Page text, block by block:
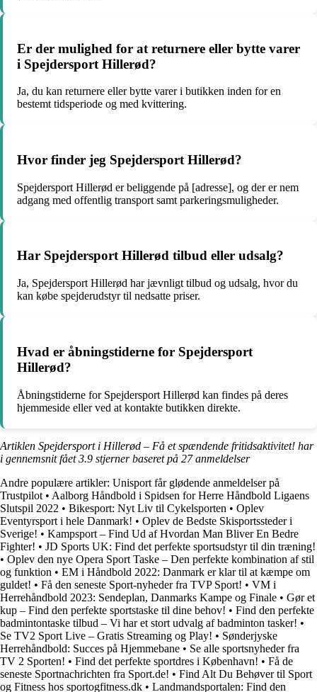
Er der mulighed for at returnere eller bytte varer
i Spejdersport Hillerød?
Ja, du kan returnere eller bytte varer i butikken inden for en
bestemt tidsperiode og med kvittering.
Hvor finder jeg Spejdersport Hillerød?
Spejdersport Hillerød er beliggende på [adresse], og der er nem
adgang med offentlig transport samt parkeringsmuligheder.
Har Spejdersport Hillerød tilbud eller udsalg?
Ja, Spejdersport Hillerød har jævnligt tilbud og udsalg, hvor du
kan købe spejderudstyr til nedsatte priser.
Hvad er åbningstiderne for Spejdersport
Hillerød?
Åbningstiderne for Spejdersport Hillerød kan findes på deres
hjemmeside eller ved at kontakte butikken direkte.
Artiklen Spejdersport i Hillerød – Få et spændende fritidsaktivitet! har
i gennemsnit fået3.9 stjerner baseret på 27anmeldelser
Andre populære artikler: Unisport får glødende anmeldelser på
Trustpilot • Aalborg Håndbold i Spidsen for Herre Håndbold Ligaens
Slutspil 2022 • Bikesport: Nyt Liv til Cykelsporten • Oplev
Eventyrsport i hele Danmark! • Oplev de Bedste Skisportssteder i
Sverige! • Kampsport – Find Ud af Hvordan Man Bliver En Bedre
Fighter! • JD Sports UK: Find det perfekte sportsudstyr til din træning!
• Oplev den nye Opera Sport Taske – Den perfekte kombination af stil
og funktion • EM i Håndbold 2022: Danmark er klar til at kæmpe om
guldet! • Få den seneste Sport-nyheder fra TVP Sport! • VM i
Herrehåndbold 2023: Sendeplan, Danmarks Kampe og Finale • Gør et
kup – Find den perfekte sportstaske til dine behov! • Find den perfekte
badmintontaske tilbud – Vi har et stort udvalg af badminton tasker! •
Se TV2 Sport Live – Gratis Streaming og Play! • Sønderjyske
Herrehåndbold: Succes på Hjemmebane • Se alle sportsnyheder fra
TV 2 Sporten! • Find det perfekte sportdres i København! • Få de
seneste Sportnachrichten fra Sport.de! • Find Alt Du Behøver til Sport
og Fitness hos sportogfitness.dk • Landmandsportalen: Find den